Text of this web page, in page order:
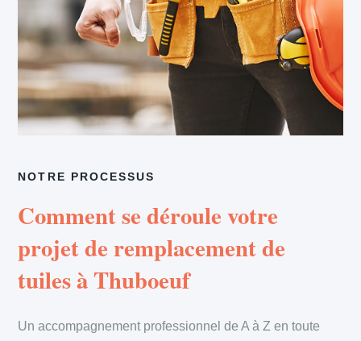
NOTRE PROCESSUS
Comment se déroule votre
projet de remplacement de
tuiles à Thuboeuf
Un accompagnement professionnel de A à Z en toute